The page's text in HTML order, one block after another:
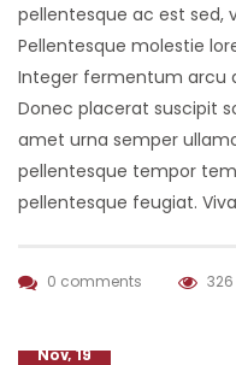
pellentesque ac est sed,
Pellentesque molestie
Integer fermentum arcu
Donec placerat suscipit
amet urna semper
pellentesque tempor
pellentesque feugiat.
0 comments
Nov, 19